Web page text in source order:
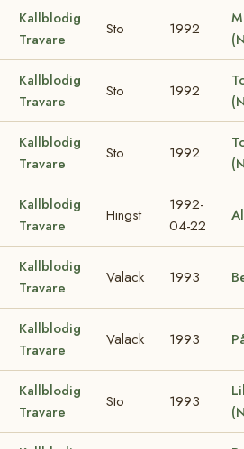
Kallblodig
Travare
Sto 1992
Kallblodig
Travare
Sto 1992
Kallblodig
Travare
Sto 1992
Kallblodig
Travare
Hingst
1992-
04-22
Kallblodig
Travare
Valack 1993
Kallblodig
Travare
Valack 1993
Kallblodig
Travare
Sto 1993